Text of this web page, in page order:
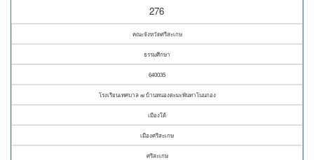
276
คณะจังหวัดศรีสะเกษ
ธรรมศึกษา
640035
โรงเรียนเทศบาล ๗ บ้านหนองตะมะพันทาโนนกอง
เมืองใต้
เมืองศรีสะเกษ
ศรีสะเกษ